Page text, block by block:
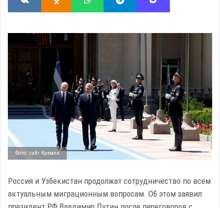
Фото: сайт Кремля
Россия и Узбекистан продолжат сотрудничество по всем
актуальным миграционным вопросам. Об этом заявил